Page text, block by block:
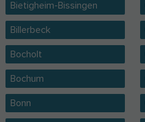
Bietigheim-Bissingen
Billerbeck
Bocholt
Bochum
Bonn